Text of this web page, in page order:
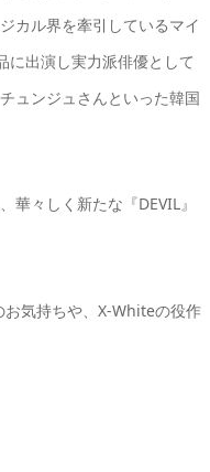
カル界を牽引しているマイ
に出演し実力派俳優として
ュンジュさんといった韓国
々しく新たな『DEVIL』
お気持ちや、X-Whiteの役作